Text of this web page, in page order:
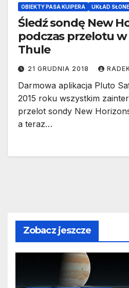
OBIEKTY PASA KUIPERA UKŁAD
Śledź sondę New
podczas przelotu
Thule
21 GRUDNIA 2018
Darmowa aplikacja Pluto
2015 roku wszystkim
przelot sondy New
a teraz…
Zobacz jeszcze